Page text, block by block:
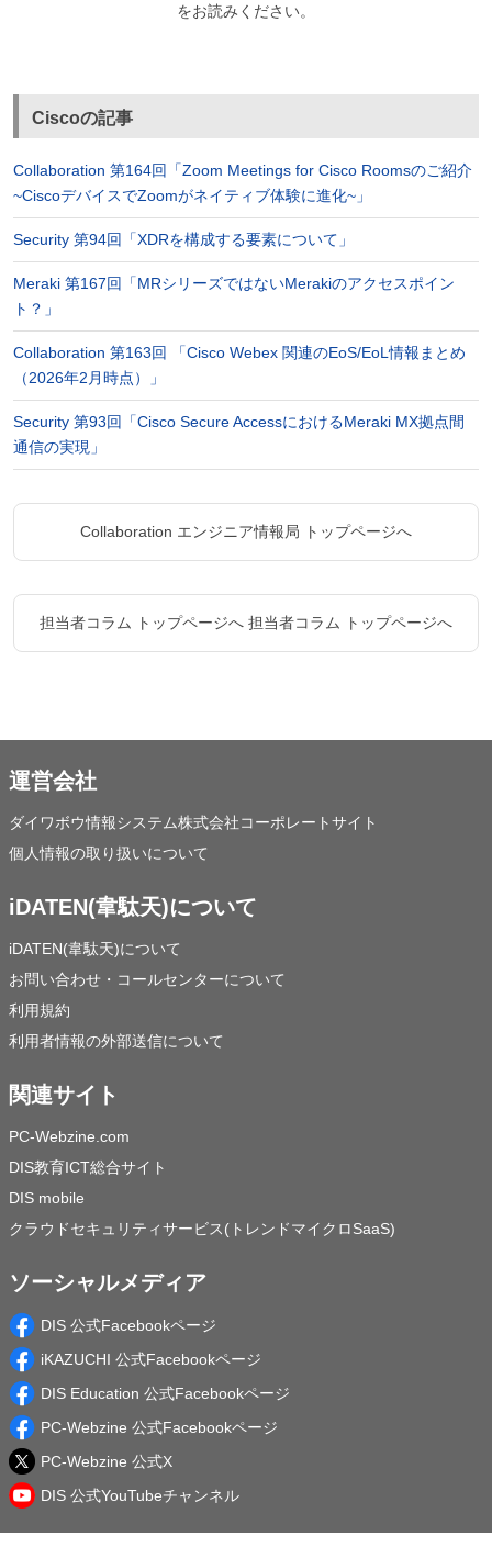
をお読みください。
Ciscoの記事
Collaboration 第164回「Zoom Meetings for Cisco Roomsのご紹介
~CiscoデバイスでZoomがネイティブ体験に進化~」
Security 第94回「XDRを構成する要素について」
Meraki 第167回「MRシリーズではないMerakiのアクセスポイン
ト？」
Collaboration 第163回 「Cisco Webex 関連のEoS/EoL情報まとめ
（2026年2月時点）」
Security 第93回「Cisco Secure AccessにおけるMeraki MX拠点間
通信の実現」
Collaboration エンジニア情報局 トップページへ
担当者コラム トップページへ 担当者コラム トップページへ
運営会社
ダイワボウ情報システム株式会社コーポレートサイト
個人情報の取り扱いについて
iDATEN(韋駄天)について
iDATEN(韋駄天)について
お問い合わせ・コールセンターについて
利用規約
利用者情報の外部送信について
関連サイト
PC-Webzine.com
DIS教育ICT総合サイト
DIS mobile
クラウドセキュリティサービス(トレンドマイクロSaaS)
ソーシャルメディア
DIS 公式Facebookページ
iKAZUCHI 公式Facebookページ
DIS Education 公式Facebookページ
PC-Webzine 公式Facebookページ
PC-Webzine 公式X
DIS 公式YouTubeチャンネル